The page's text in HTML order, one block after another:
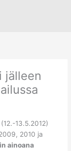
jälleen
13.5.2012)
2010 ja
ainoana